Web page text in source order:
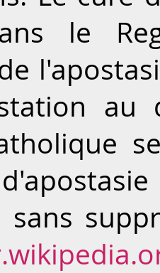
le
au
sans